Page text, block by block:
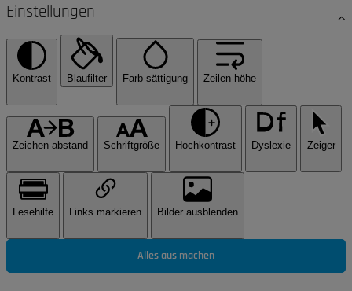
Einstellungen
Kontrast Blaufilter Farb-sättigung Zeilen-höhe
Zeichen-abstand Schriftgröße Hochkontrast Dyslexie Zeiger
Lesehilfe Links markieren Bilder ausblenden
Alles aus machen